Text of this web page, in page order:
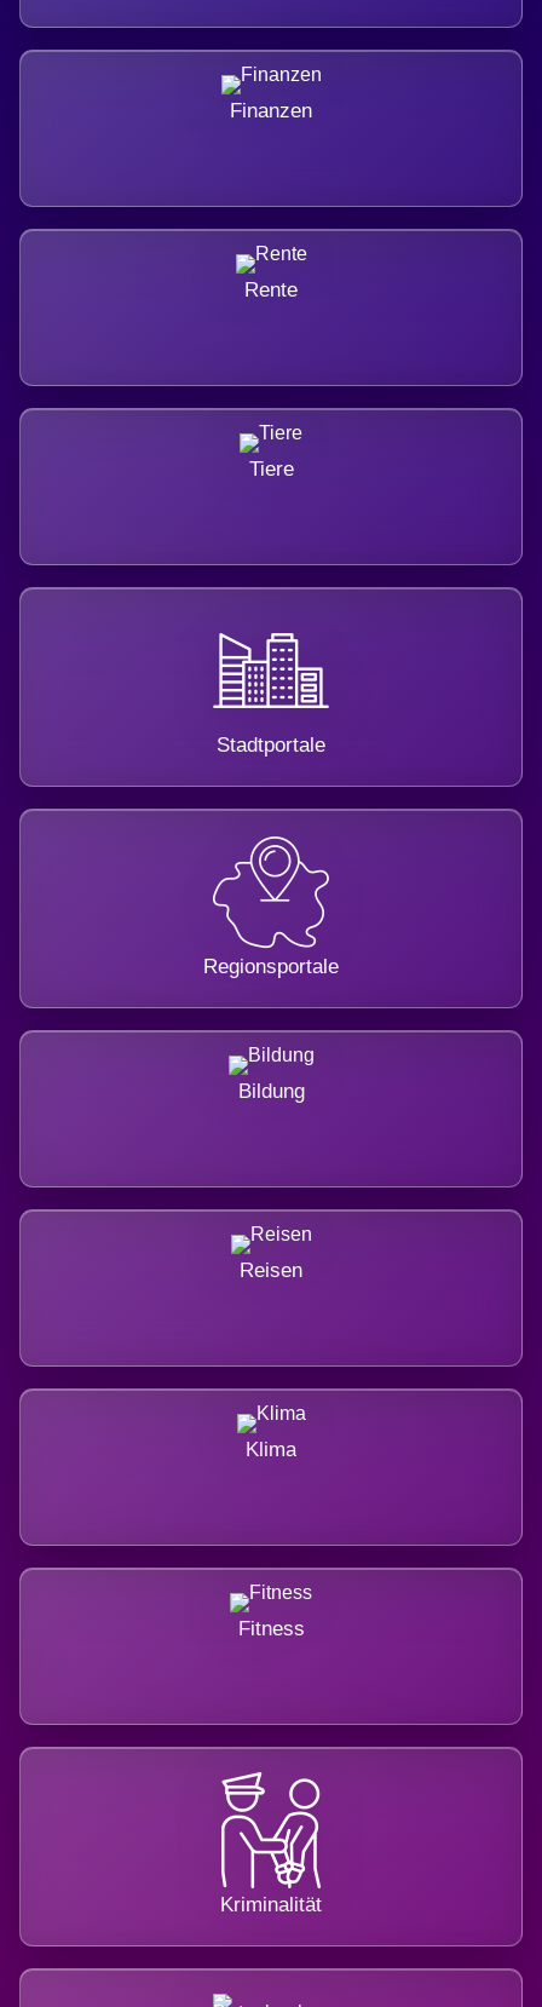
Finanzen
Rente
Tiere
Stadtportale
Regionsportale
Bildung
Reisen
Klima
Fitness
Kriminalität